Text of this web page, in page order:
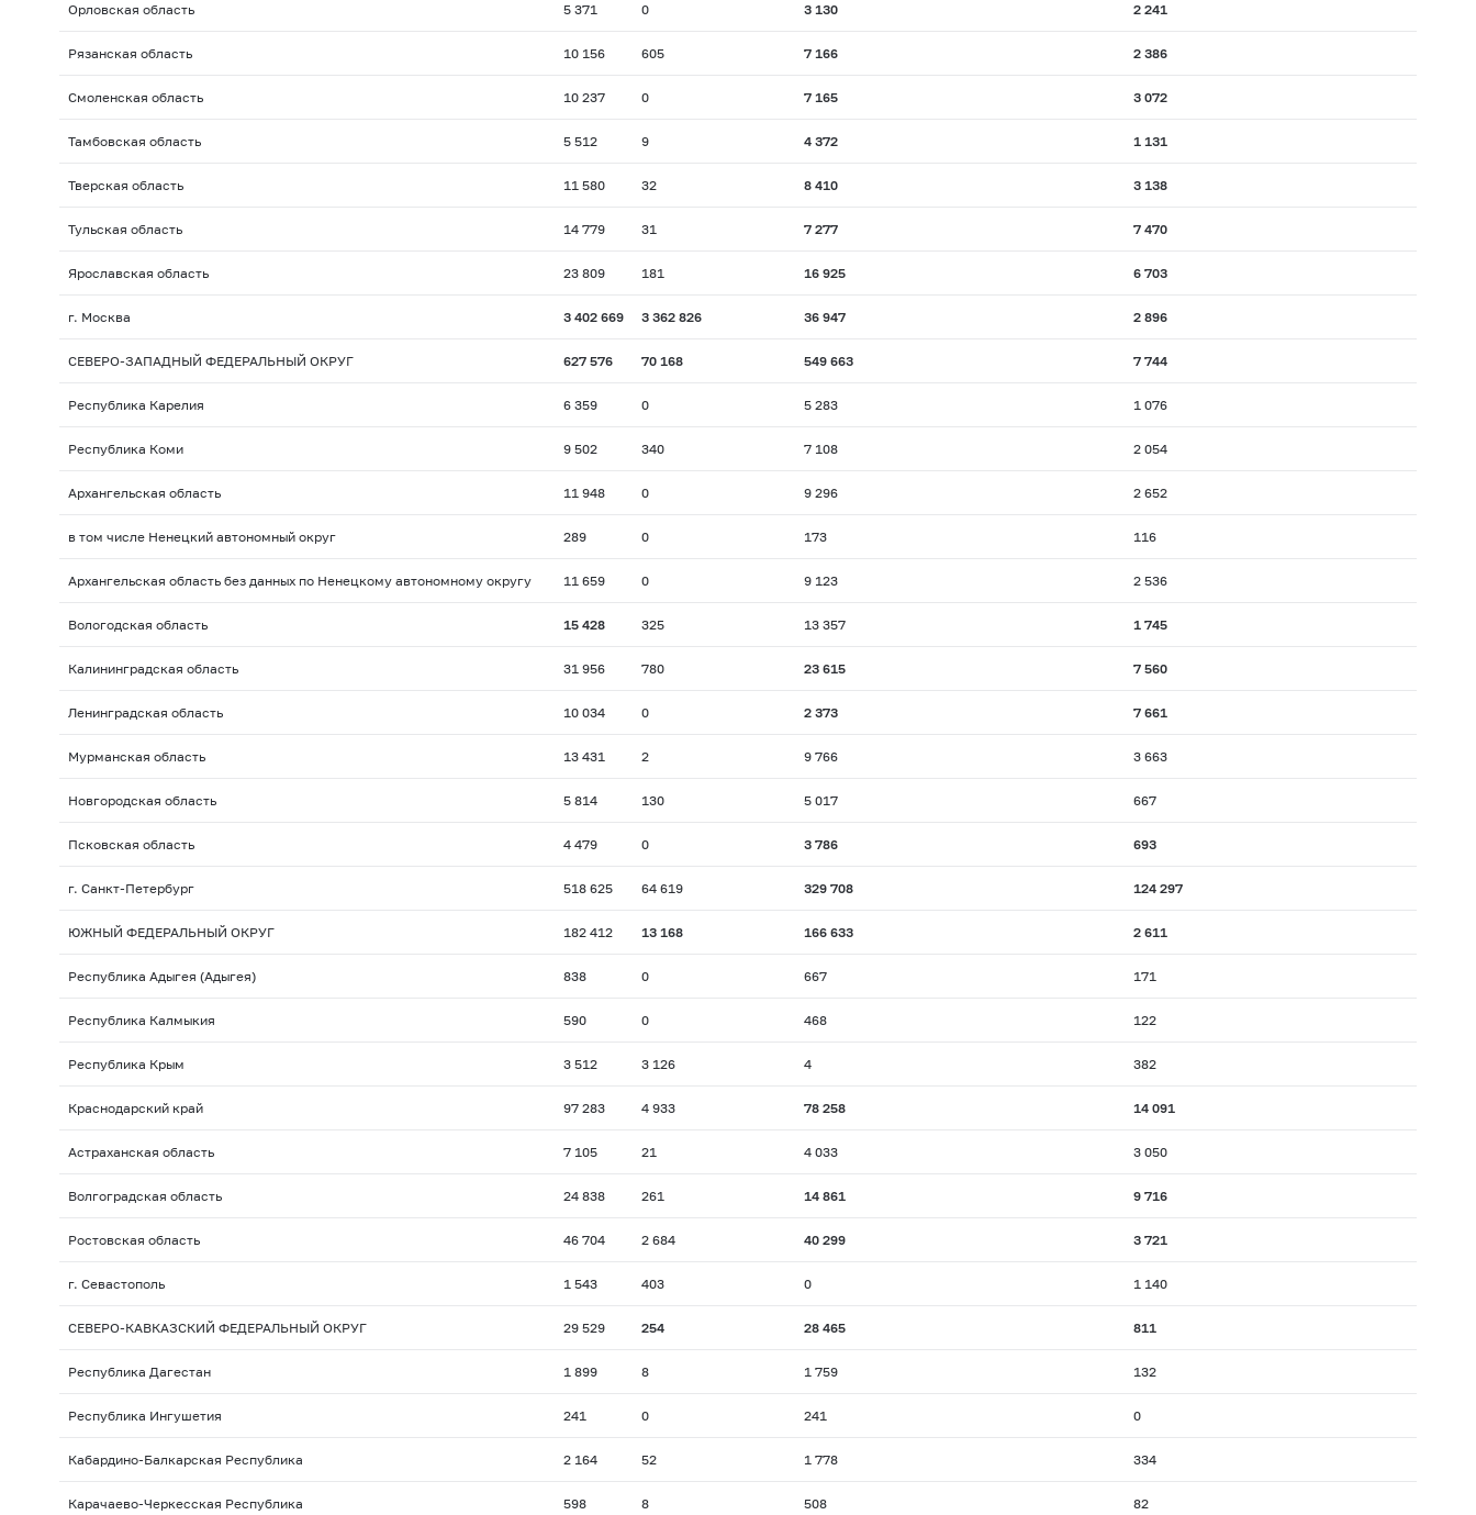
Орловская область 5 371 0 3 130 2 241
Рязанская область 10 156 605 7 166 2 386
Смоленская область 10 237 0 7 165 3 072
Тамбовская область 5 512 9 4 372 1 131
Тверская область 11 580 32 8 410 3 138
Тульская область 14 779 31 7 277 7 470
Ярославская область 23 809 181 16 925 6 703
г. Москва 3 402 669 3 362 826 36 947 2 896
СЕВЕРО-ЗАПАДНЫЙ ФЕДЕРАЛЬНЫЙ ОКРУГ 627 576 70 168 549 663 7 744
Республика Карелия 6 359 0 5 283 1 076
Республика Коми 9 502 340 7 108 2 054
Архангельская область 11 948 0 9 296 2 652
в том числе Ненецкий автономный округ 289 0 173 116
Архангельская область без данных по Ненецкому автономному округу 11 659 0 9 123 2 536
Вологодская область 15 428 325 13 357 1 745
Калининградская область 31 956 780 23 615 7 560
Ленинградская область 10 034 0 2 373 7 661
Мурманская область 13 431 2 9 766 3 663
Новгородская область 5 814 130 5 017 667
Псковская область 4 479 0 3 786 693
г. Санкт-Петербург 518 625 64 619 329 708 124 297
ЮЖНЫЙ ФЕДЕРАЛЬНЫЙ ОКРУГ 182 412 13 168 166 633 2 611
Республика Адыгея (Адыгея) 838 0 667 171
Республика Калмыкия 590 0 468 122
Республика Крым 3 512 3 126 4 382
Краснодарский край 97 283 4 933 78 258 14 091
Астраханская область 7 105 21 4 033 3 050
Волгоградская область 24 838 261 14 861 9 716
Ростовская область 46 704 2 684 40 299 3 721
г. Севастополь 1 543 403 0 1 140
СЕВЕРО-КАВКАЗСКИЙ ФЕДЕРАЛЬНЫЙ ОКРУГ 29 529 254 28 465 811
Республика Дагестан 1 899 8 1 759 132
Республика Ингушетия 241 0 241 0
Кабардино-Балкарская Республика 2 164 52 1 778 334
Карачаево-Черкесская Республика 598 8 508 82